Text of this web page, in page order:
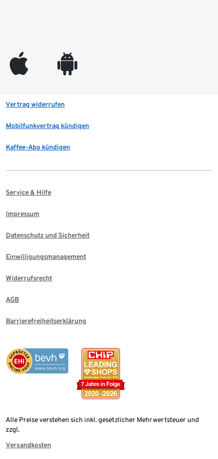
appleinc android
Vertrag widerrufen
Mobilfunkvertrag kündigen
Kaffee-Abo kündigen
Service & Hilfe
Impressum
Datenschutz und Sicherheit
Einwilligungsmanagement
Widerrufsrecht
AGB
Barrierefreiheitserklärung
Alle Preise verstehen sich inkl. gesetzlicher Mehrwertsteuer und
zzgl.
Versandkosten